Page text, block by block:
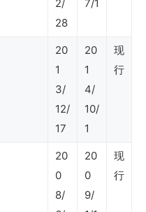
2/
28
7/1
20
1
3/
12/
17
20
1
4/
10/
1
现
行
20
0
8/
20
0
9/
现
行